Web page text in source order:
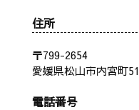
住所
〒799-2654
愛媛県松山市内宮町
電話番号